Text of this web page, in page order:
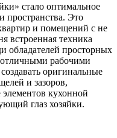
стало оптимальное
пространства. Это
и помещений с не
встроенная техника
обладателей просторных
отличными рабочими
оригинальные
и зазоров,
кухонной
глаз хозяйки.